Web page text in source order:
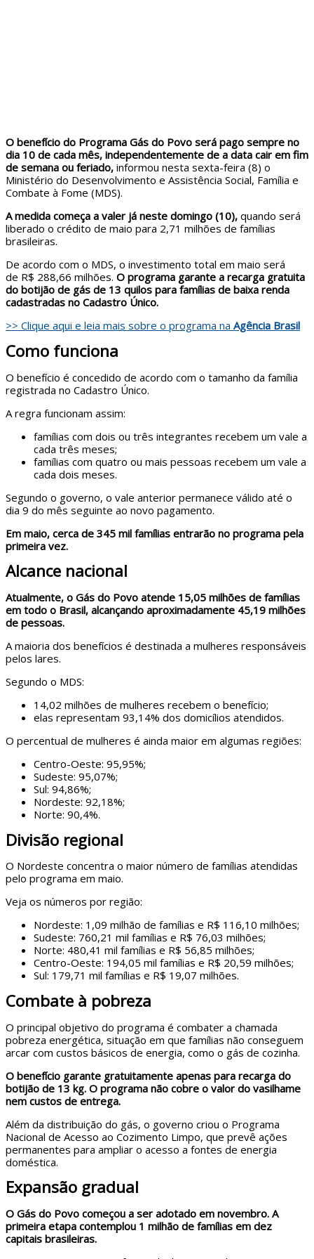
O benefício do Programa Gás do Povo será pago sempre no
dia 10 de cada mês, independentemente de a data cair em fim
de semana ou feriado, informou nesta sexta-feira (8) o
Ministério do Desenvolvimento e Assistência Social, Família e
Combate à Fome (MDS).
A medida começa a valer já neste domingo (10), quando será
liberado o crédito de maio para 2,71 milhões de famílias
brasileiras.
De acordo com o MDS, o investimento total em maio será
de R$ 288,66 milhões. O programa garante a recarga gratuita
do botijão de gás de 13 quilos para famílias de baixa renda
cadastradas no Cadastro Único.
>> Clique aqui e leia mais sobre o programa na Agência Brasil
Como funciona
O benefício é concedido de acordo com o tamanho da família
registrada no Cadastro Único.
A regra funcionam assim:
famílias com dois ou três integrantes recebem um vale a
cada três meses;
famílias com quatro ou mais pessoas recebem um vale a
cada dois meses.
Segundo o governo, o vale anterior permanece válido até o
dia 9 do mês seguinte ao novo pagamento.
Em maio, cerca de 345 mil famílias entrarão no programa pela
primeira vez.
Alcance nacional
Atualmente, o Gás do Povo atende 15,05 milhões de famílias
em todo o Brasil, alcançando aproximadamente 45,19 milhões
de pessoas.
A maioria dos benefícios é destinada a mulheres responsáveis
pelos lares.
Segundo o MDS:
14,02 milhões de mulheres recebem o benefício;
elas representam 93,14% dos domicílios atendidos.
O percentual de mulheres é ainda maior em algumas regiões:
Centro-Oeste: 95,95%;
Sudeste: 95,07%;
Sul: 94,86%;
Nordeste: 92,18%;
Norte: 90,4%.
Divisão regional
O Nordeste concentra o maior número de famílias atendidas
pelo programa em maio.
Veja os números por região:
Nordeste: 1,09 milhão de famílias e R$ 116,10 milhões;
Sudeste: 760,21 mil famílias e R$ 76,03 milhões;
Norte: 480,41 mil famílias e R$ 56,85 milhões;
Centro-Oeste: 194,05 mil famílias e R$ 20,59 milhões;
Sul: 179,71 mil famílias e R$ 19,07 milhões.
Combate à pobreza
O principal objetivo do programa é combater a chamada
pobreza energética, situação em que famílias não conseguem
arcar com custos básicos de energia, como o gás de cozinha.
O benefício garante gratuitamente apenas para recarga do
botijão de 13 kg. O programa não cobre o valor do vasilhame
nem custos de entrega.
Além da distribuição do gás, o governo criou o Programa
Nacional de Acesso ao Cozimento Limpo, que prevê ações
permanentes para ampliar o acesso a fontes de energia
doméstica.
Expansão gradual
O Gás do Povo começou a ser adotado em novembro. A
primeira etapa contemplou 1 milhão de famílias em dez
capitais brasileiras.